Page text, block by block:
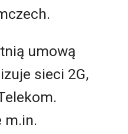
umową
sieci 2G,
m.in.